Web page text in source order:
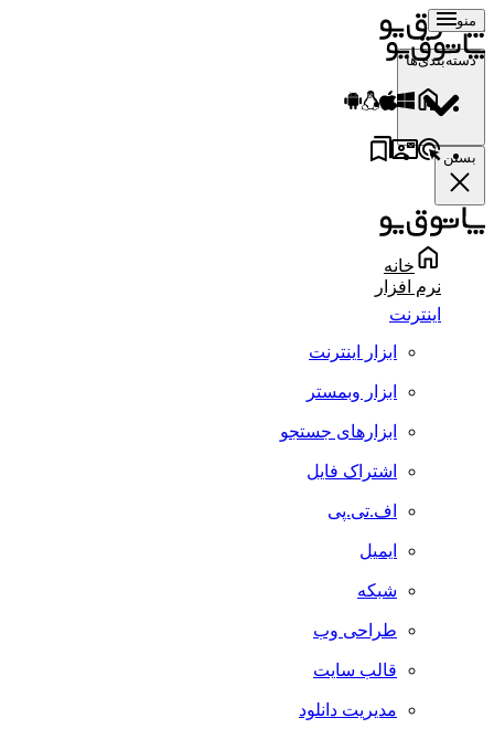
منو
دسته‌بندی‌ها
بستن
خانه
نرم افزار
اینترنت
ابزار اینترنت
ابزار وبمستر
ابزارهای جستجو
اشتراک فایل
اف.تی.پی
ایمیل
شبکه
طراحی وب
قالب سایت
مدیریت دانلود